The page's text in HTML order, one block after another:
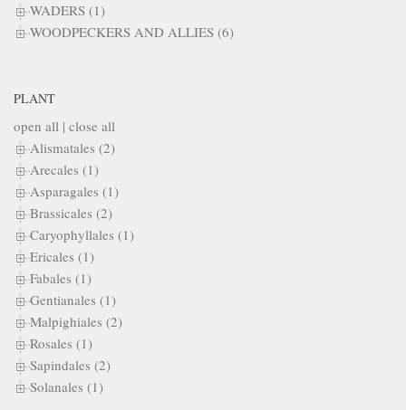
WADERS (1)
WOODPECKERS AND ALLIES (6)
PLANT
open all | close all
Alismatales (2)
Arecales (1)
Asparagales (1)
Brassicales (2)
Caryophyllales (1)
Ericales (1)
Fabales (1)
Gentianales (1)
Malpighiales (2)
Rosales (1)
Sapindales (2)
Solanales (1)